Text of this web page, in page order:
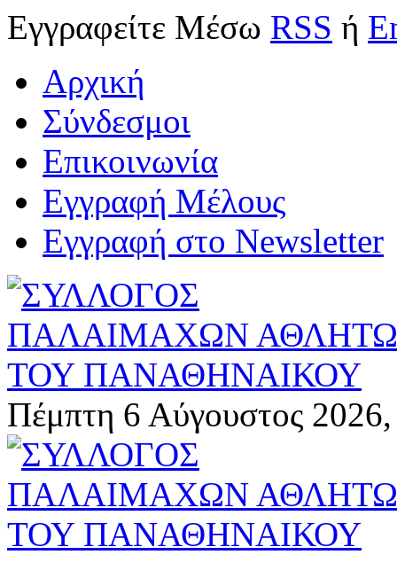
Εγγραφείτε Μέσω RSS ή
Αρχική
Σύνδεσμοι
Επικοινωνία
Εγγραφή Μέλους
Εγγραφή στο Newsletter
Πέμπτη 6 Αύγουστος